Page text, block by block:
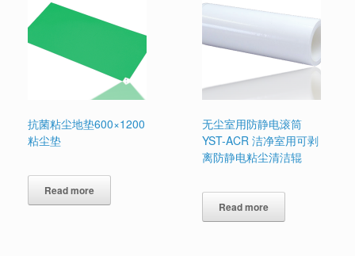
抗菌粘尘地垫600×1200
粘尘垫
Read more
无尘室用防静电滚筒
YST-ACR 洁净室用可剥
离防静电粘尘清洁辊
Read more